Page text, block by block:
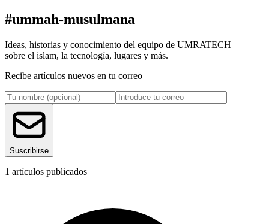
#ummah-musulmana
Ideas, historias y conocimiento del equipo de UMRATECH —
sobre el islam, la tecnología, lugares y más.
Recibe artículos nuevos en tu correo
Suscribirse
1 artículos publicados